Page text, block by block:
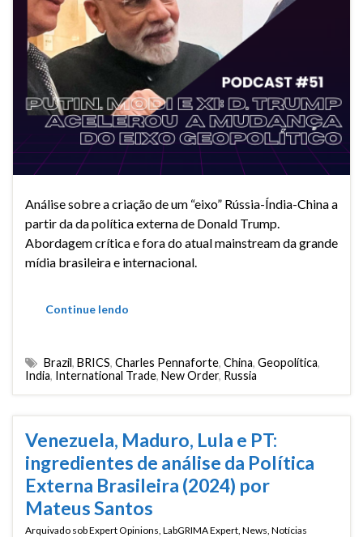
Análise sobre a criação de um “eixo” Rússia-Índia-China a
partir da da política externa de Donald Trump.
Abordagem crítica e fora do atual mainstream da grande
mídia brasileira e internacional.
Continue lendo
Brazil, BRICS, Charles Pennaforte, China, Geopolítica,
India, International Trade, New Order, Russia
Venezuela, Maduro, Lula e PT:
ingredientes de análise da Política
Externa Brasileira (2024) por
Mateus Santos
Arquivado sobExpert Opinions LabGRIMA Expert News Notícias